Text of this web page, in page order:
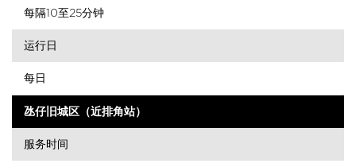
每隔10至25分钟
运行日
每日
氹仔旧城区（近排角站）
服务时间